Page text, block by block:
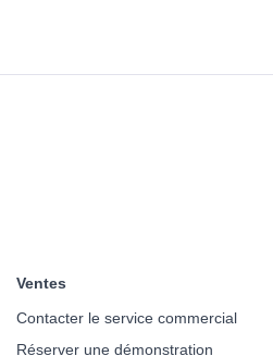
Ventes
Contacter le service commercial
Réserver une démonstration